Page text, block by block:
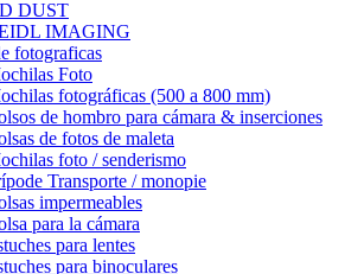
DUST
IMAGING
fotograficas
Foto
fotográficas (500 a 800 mm)
de hombro para cámara & inserciones
de fotos de maleta
foto / senderismo
Transporte / monopie
impermeables
para la cámara
para lentes
para binoculares